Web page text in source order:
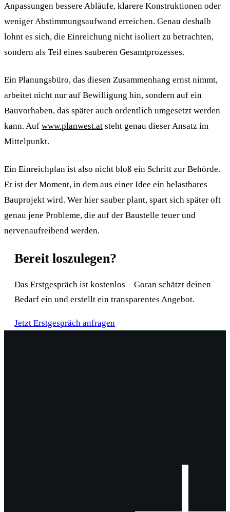
Anpassungen bessere Abläufe, klarere Konstruktionen oder
weniger Abstimmungsaufwand erreichen. Genau deshalb
lohnt es sich, die Einreichung nicht isoliert zu betrachten,
sondern als Teil eines sauberen Gesamtprozesses.
Ein Planungsbüro, das diesen Zusammenhang ernst nimmt,
arbeitet nicht nur auf Bewilligung hin, sondern auf ein
Bauvorhaben, das später auch ordentlich umgesetzt werden
kann. Auf www.planwest.at steht genau dieser Ansatz im
Mittelpunkt.
Ein Einreichplan ist also nicht bloß ein Schritt zur Behörde.
Er ist der Moment, in dem aus einer Idee ein belastbares
Bauprojekt wird. Wer hier sauber plant, spart sich später oft
genau jene Probleme, die auf der Baustelle teuer und
nervenaufreibend werden.
Bereit loszulegen?
Das Erstgespräch ist kostenlos – Goran schätzt deinen
Bedarf ein und erstellt ein transparentes Angebot.
Jetzt Erstgespräch anfragen